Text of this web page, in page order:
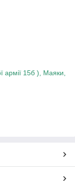
армії 15б ), Маяки,